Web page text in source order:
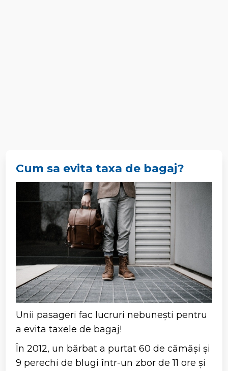
Cum sa evita taxa de bagaj?
Unii pasageri fac lucruri nebunești pentru
a evita taxele de bagaj!
În 2012, un bărbat a purtat 60 de cămăși și
9 perechi de blugi într-un zbor de 11 ore și